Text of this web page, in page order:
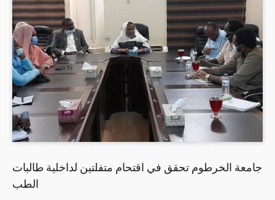
جامعة الخرطوم تحقق في اقتحام متفلتين لداخلية طالبات
الطب